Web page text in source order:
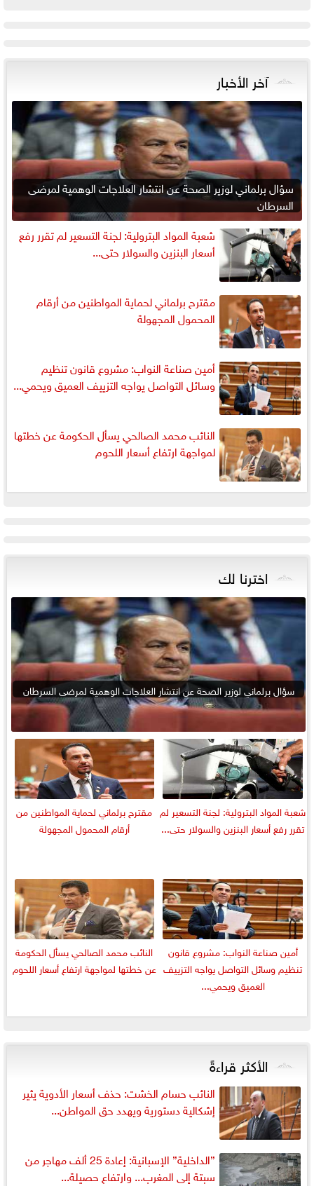
آخر الأخبار
سؤال برلماني لوزير الصحة عن انتشار العلاجات الوهمية لمرضى
السرطان
شعبة المواد البترولية: لجنة التسعير لم تقرر رفع
أسعار البنزين والسولار حتى...
مقترح برلماني لحماية المواطنين من أرقام
المحمول المجهولة
أمين صناعة النواب: مشروع قانون تنظيم
وسائل التواصل يواجه التزييف العميق ويحمي...
النائب محمد الصالحي يسأل الحكومة عن خطتها
لمواجهة ارتفاع أسعار اللحوم
اخترنا لك
سؤال برلماني لوزير الصحة عن انتشار العلاجات الوهمية لمرضى السرطان
شعبة المواد البترولية: لجنة التسعير لم
تقرر رفع أسعار البنزين والسولار حتى...
مقترح برلماني لحماية المواطنين من
أرقام المحمول المجهولة
أمين صناعة النواب: مشروع قانون
تنظيم وسائل التواصل يواجه التزييف
العميق ويحمي...
النائب محمد الصالحي يسأل الحكومة
عن خطتها لمواجهة ارتفاع أسعار اللحوم
الأكثر قراءةً
النائب حسام الخشت: حذف أسعار الأدوية يثير
إشكالية دستورية ويهدد حق المواطن...
”الداخلية” الإسبانية: إعادة 25 ألف مهاجر من
سبتة إلى المغرب... وارتفاع حصيلة...